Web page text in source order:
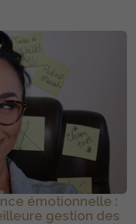
émotionnelle :
gestion des